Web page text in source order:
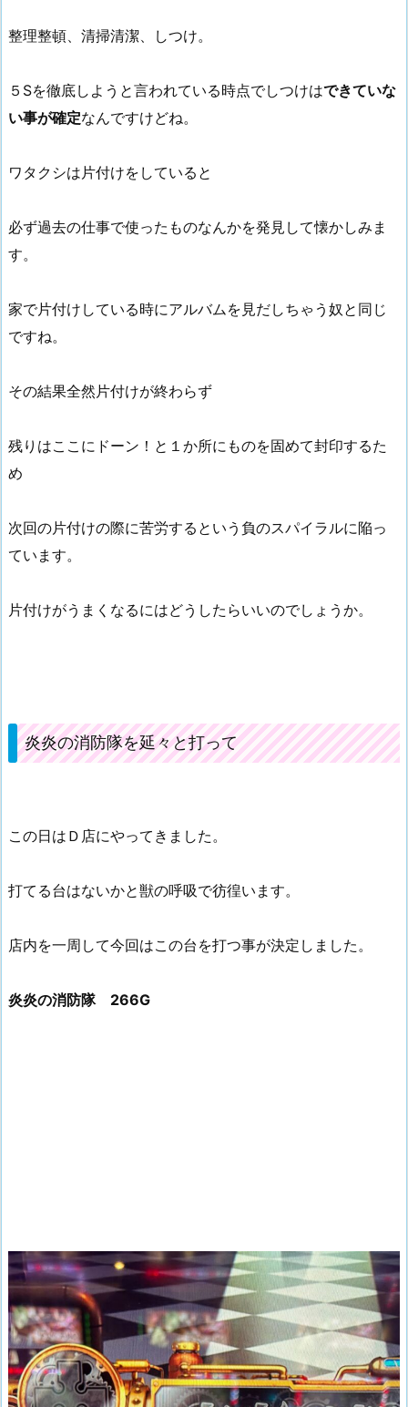
整理整頓、清掃清潔、しつけ。
５Sを徹底しようと言われている時点でしつけはできていな
い事が確定なんですけどね。
ワタクシは片付けをしていると
必ず過去の仕事で使ったものなんかを発見して懐かしみま
す。
家で片付けしている時にアルバムを見だしちゃう奴と同じ
ですね。
その結果全然片付けが終わらず
残りはここにドーン！と１か所にものを固めて封印するた
め
次回の片付けの際に苦労するという負のスパイラルに陥っ
ています。
片付けがうまくなるにはどうしたらいいのでしょうか。
炎炎の消防隊を延々と打って
この日はＤ店にやってきました。
打てる台はないかと獣の呼吸で彷徨います。
店内を一周して今回はこの台を打つ事が決定しました。
炎炎の消防隊 266G